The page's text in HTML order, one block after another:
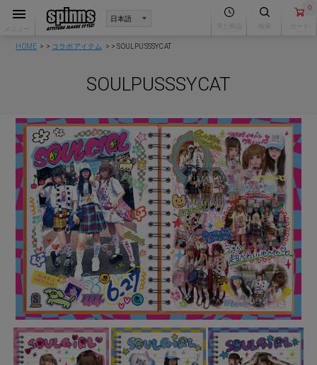
0
HOME コラボアイテム SOULPUSSSYCAT
SOULPUSSSYCAT